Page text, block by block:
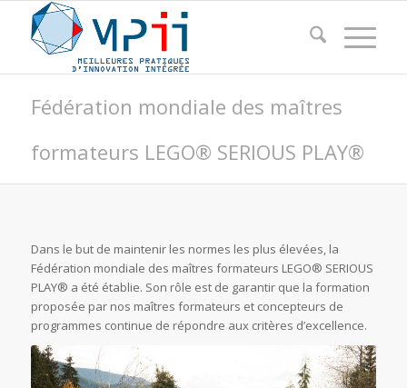
Fédération mondiale des maîtres
formateurs LEGO® SERIOUS PLAY®
Dans le but de maintenir les normes les plus élevées, la
Fédération mondiale des maîtres formateurs LEGO® SERIOUS
PLAY® a été établie. Son rôle est de garantir que la formation
proposée par nos maîtres formateurs et concepteurs de
programmes continue de répondre aux critères d’excellence.